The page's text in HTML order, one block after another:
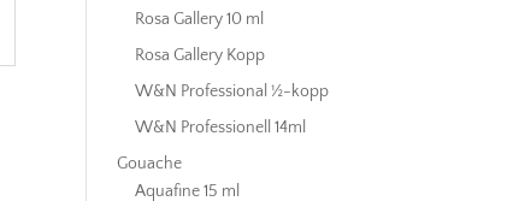
Rosa Gallery 10 ml
Rosa Gallery Kopp
W&N Professional ½-kopp
W&N Professionell 14ml
Gouache
Aquafine 15 ml